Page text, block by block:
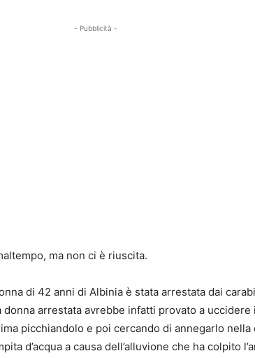
- Pubblicità -
ma non ci è riuscita.
di 42 anni di Albinia è stata arrestata dai
donna arrestata avrebbe infatti provato a
picchiandolo e poi cercando di annegarlo
d’acqua a causa dell’alluvione che ha colpito